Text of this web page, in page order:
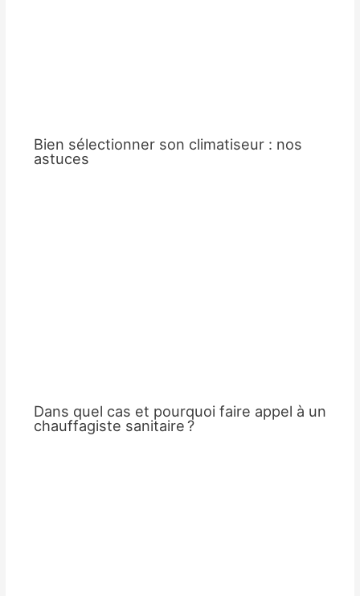
Bien sélectionner son climatiseur : nos
astuces
Dans quel cas et pourquoi faire appel à un
chauffagiste sanitaire ?